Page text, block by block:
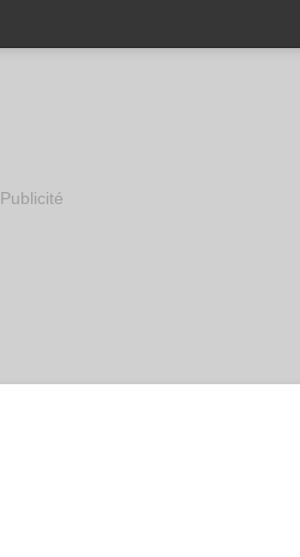
Publicité